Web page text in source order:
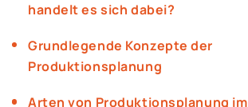
handelt es sich dabei?
Grundlegende Konzepte der
Produktionsplanung
Arten von Produktionsplanung im